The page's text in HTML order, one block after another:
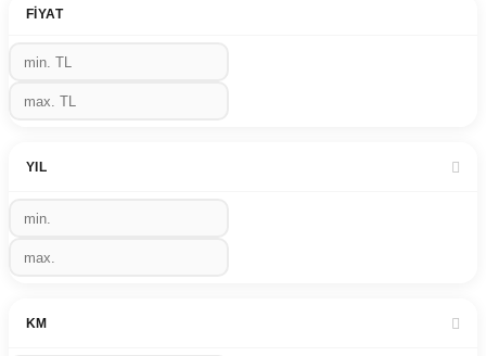
FIYAT
YIL
KM